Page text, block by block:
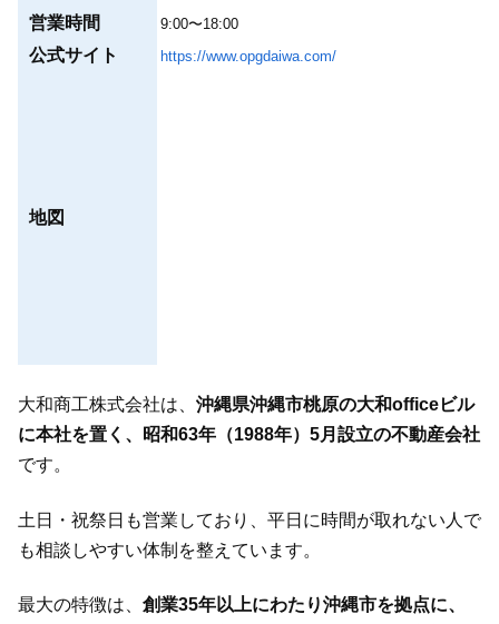
営業時間 9:00〜18:00
公式サイト https://www.opgdaiwa.com/
地図
大和商工株式会社は、 沖縄県沖縄市桃原の大和officeビル
に本社を置く、昭和63年（1988年）5月設立の不動産会社
です。
土日・祝祭日も営業しており、平日に時間が取れない人で
も相談しやすい体制を整えています。
最大の特徴は、 創業35年以上にわたり沖縄市を拠点に、